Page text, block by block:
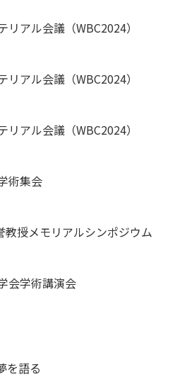
アル会議（WBC2024）
アル会議（WBC2024）
アル会議（WBC2024）
術集会
授メモリアルシンポジウム
会学術講演会
を語る